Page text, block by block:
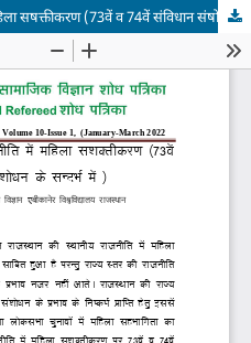
राजस्थान में राज्य स्तरकी राजनीति में महिला सषक्तीकरण (73वें व 74वें संविधान संषोधन के सन्दर्भ में )